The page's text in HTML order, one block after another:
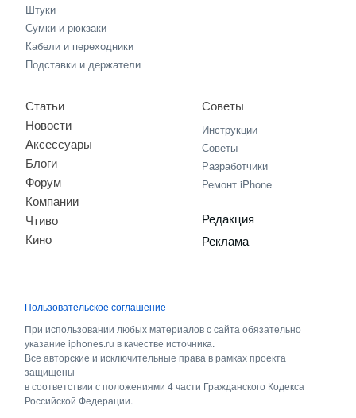
Штуки
Сумки и рюкзаки
Кабели и переходники
Подставки и держатели
Статьи
Новости
Аксессуары
Блоги
Форум
Компании
Чтиво
Кино
Советы
Инструкции
Советы
Разработчики
Ремонт iPhone
Редакция
Реклама
Пользовательское соглашение
При использовании любых материалов с сайта обязательно
указание iphones.ru в качестве источника.
Все авторские и исключительные права в рамках проекта
защищены
в соответствии с положениями 4 части Гражданского Кодекса
Российской Федерации.